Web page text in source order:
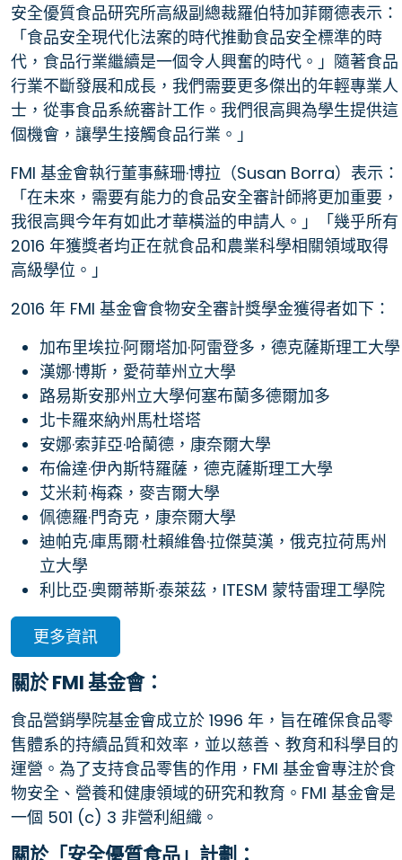
安全優質食品研究所高級副總裁羅伯特加菲爾德表示：
「食品安全現代化法案的時代推動食品安全標準的時
代，食品行業繼續是一個令人興奮的時代。」隨著食品
行業不斷發展和成長，我們需要更多傑出的年輕專業人
士，從事食品系統審計工作。我們很高興為學生提供這
個機會，讓學生接觸食品行業。」
FMI 基金會執行董事蘇珊·博拉（Susan Borra）表示：
「在未來，需要有能力的食品安全審計師將更加重要，
我很高興今年有如此才華橫溢的申請人。」「幾乎所有
2016 年獲獎者均正在就食品和農業科學相關領域取得
高級學位。」
2016 年 FMI 基金會食物安全審計獎學金獲得者如下：
加布里埃拉·阿爾塔加·阿雷登多，德克薩斯理工大學
漢娜·博斯，愛荷華州立大學
路易斯安那州立大學何塞布蘭多德爾加多
北卡羅來納州馬杜塔塔
安娜·索菲亞·哈蘭德，康奈爾大學
布倫達·伊內斯特羅薩，德克薩斯理工大學
艾米莉·梅森，麥吉爾大學
佩德羅·門奇克，康奈爾大學
迪帕克·庫馬爾·杜賴維魯·拉傑莫漢，俄克拉荷馬州
立大學
利比亞·奧爾蒂斯·泰萊茲，ITESM 蒙特雷理工學院
更多資訊
關於 FMI 基金會：
食品營銷學院基金會成立於 1996 年，旨在確保食品零
售體系的持續品質和效率，並以慈善、教育和科學目的
運營。為了支持食品零售的作用，FMI 基金會專注於食
物安全、營養和健康領域的研究和教育。FMI 基金會是
一個 501 (c) 3 非營利組織。
關於「安全優質食品」計劃：